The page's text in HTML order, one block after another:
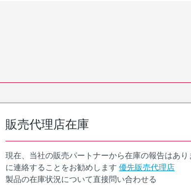
販売代理店在庫
現在、当社の販売パートナーから在庫の報告はあり
に連絡することをお勧めします 優先販売代理店
製品の在庫状況について直接問い合わせる